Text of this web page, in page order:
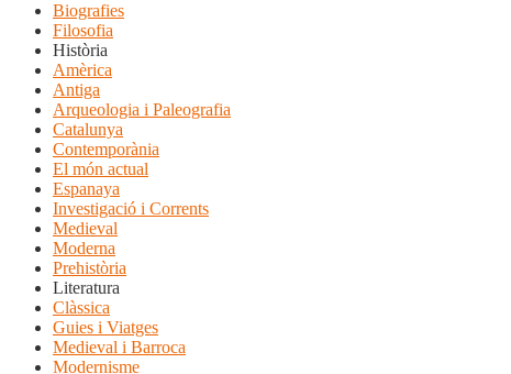
Biografies
Filosofia
Història
Amèrica
Antiga
Arqueologia i Paleografia
Catalunya
Contemporània
El món actual
Espanaya
Investigació i Corrents
Medieval
Moderna
Prehistòria
Literatura
Clàssica
Guies i Viatges
Medieval i Barroca
Modernisme